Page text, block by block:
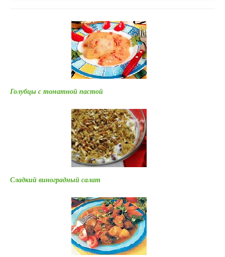
Голубцы с томатной пастой
Сладкий виноградный салат